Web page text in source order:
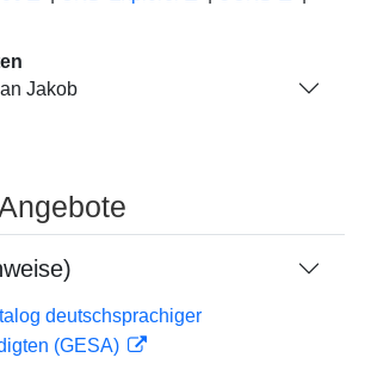
Jakob
deutschsprachiger
(GESA)